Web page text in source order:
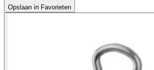
Opslaan in Favorieten